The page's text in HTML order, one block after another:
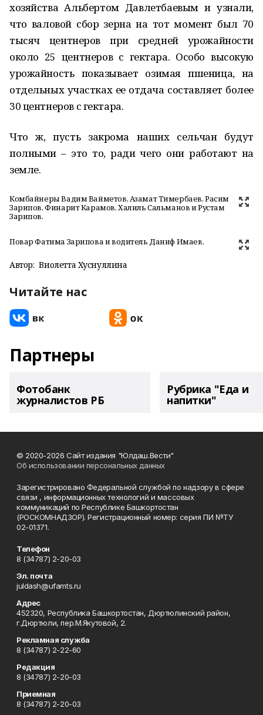
хозяйства Альбертом Давлетбаевым и узнали,
что валовой сбор зерна на тот момент был 70
тысяч центнеров при средней урожайности
около 25 центнеров с гектара. Особо высокую
урожайность показывает озимая пшеница, на
отдельных участках ее отдача составляет более
30 центнеров с гектара.
Что ж, пусть закрома наших сельчан будут
полными – это то, ради чего они работают на
земле.
Комбайнеры Вадим Вайметов, Азамат Тимербаев, Расим
Зарипов, Финарит Карамов, Халиль Сальманов и Рустам
Зарипов.
Повар Фатима Зарипова и водитель Даниф Имаев.
Автор: Виолетта Хуснуллина
Читайте нас
Партнеры
Фотобанк
журналистов РБ
Рубрика "Еда и
напитки"
© 2020-2026 Сайт издания "Юлдаш.Вести"
Об использовании персональных данных
Зарегистрировано Федеральной службой по надзору в сфере
связи , информационных технологий и массовых
коммуникаций по Республике Башкортостан
(РОСКОМНАДЗОР). Регистрационный номер: серия ПИ №ТУ
02-01371.
Телефон
8 (34787) 2-20-03
Эл. почта
juldash@ufamts.ru
Адрес
452320, Республика Башкортостан, Дюртюлинский район,
г.Дюртюли, пер.М.Якутовой, 2.
Рекламная служба
8 (34787) 2-22-60
Редакция
8 (34787) 2-20-03
Приемная
8 (34787) 2-20-03